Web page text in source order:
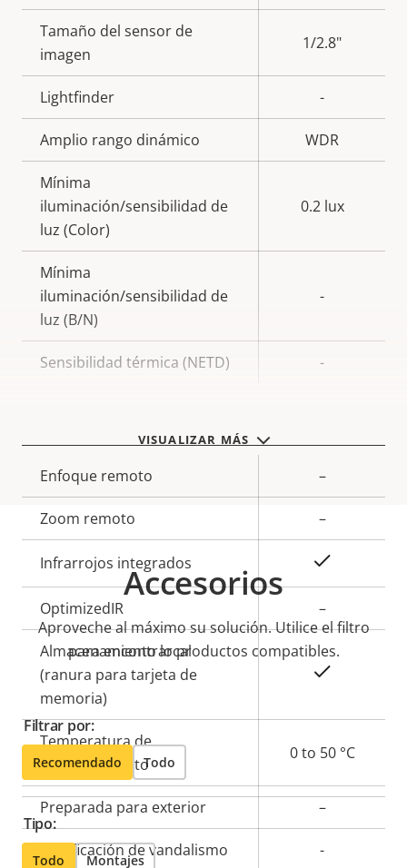
VISUALIZAR MÁS
de
propiedad
la
propiedad
Tamaño del sensor de
imagen
1/2.8"
Lightfinder -
Amplio rango dinámico WDR
Mínima
iluminación/sensibilidad de
luz (Color)
0.2 lux
Mínima
iluminación/sensibilidad de
luz (B/N)
-
Sensibilidad térmica (NETD) -
Descripción
de
propiedad
la
Enfoque remoto –
Zoom remoto –
Infrarrojos integrados
OptimizedIR –
Almacenamiento local
(ranura para tarjeta de
memoria)
Temperatura de
funcionamiento
0 to 50 °C
Preparada para exterior –
Clasificación de vandalismo -
Accesorios
Aproveche al máximo su solución. Utilice el filtro
para encontrar productos compatibles.
Filtrar por:
Recomendado Todo
Tipo:
Todo Montajes